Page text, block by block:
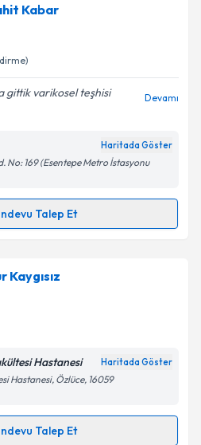
için randevu takvimi talebi
randevu almanız için bir
e-posta ile bilgilendireceğiz.
işlenmesine ilişkin
Aydınlatma
ve kişisel verilerimin belirtilen
Talebini Gönder
Kabar
gittik varikosel teşhisi
Devamı
Haritada Göster
No: 169 (Esentepe Metro İstasyonu
Talep Et
Talebi
için randevu takvimi talebi
randevu almanız için bir
e-posta ile bilgilendireceğiz.
işlenmesine ilişkinAydınlatma
ve kişisel verilerimin belirtilen
Kaygısız
Hastanesi Haritada Göster
Hastanesi, Özlüce, 16059
Talep Et
Talebi